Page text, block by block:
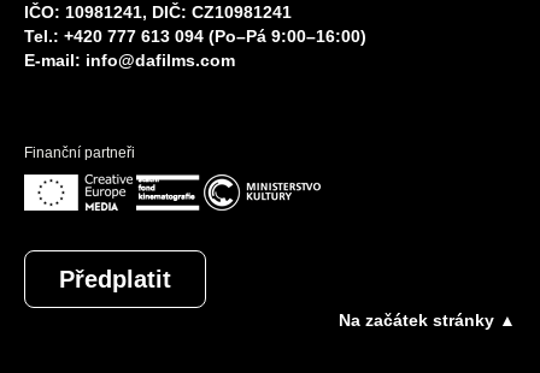
IČO: 10981241, DIČ: CZ10981241
Tel.: +420 777 613 094 (Po–Pá 9:00–16:00)
E-mail: info@dafilms.com
Finanční partneři
Předplatit
Na začátek stránky ▲